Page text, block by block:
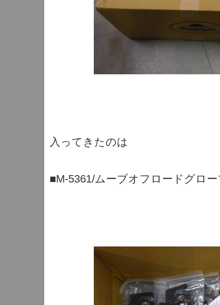
入ってきたのは
■M-5361/ムーブオフロードグロ